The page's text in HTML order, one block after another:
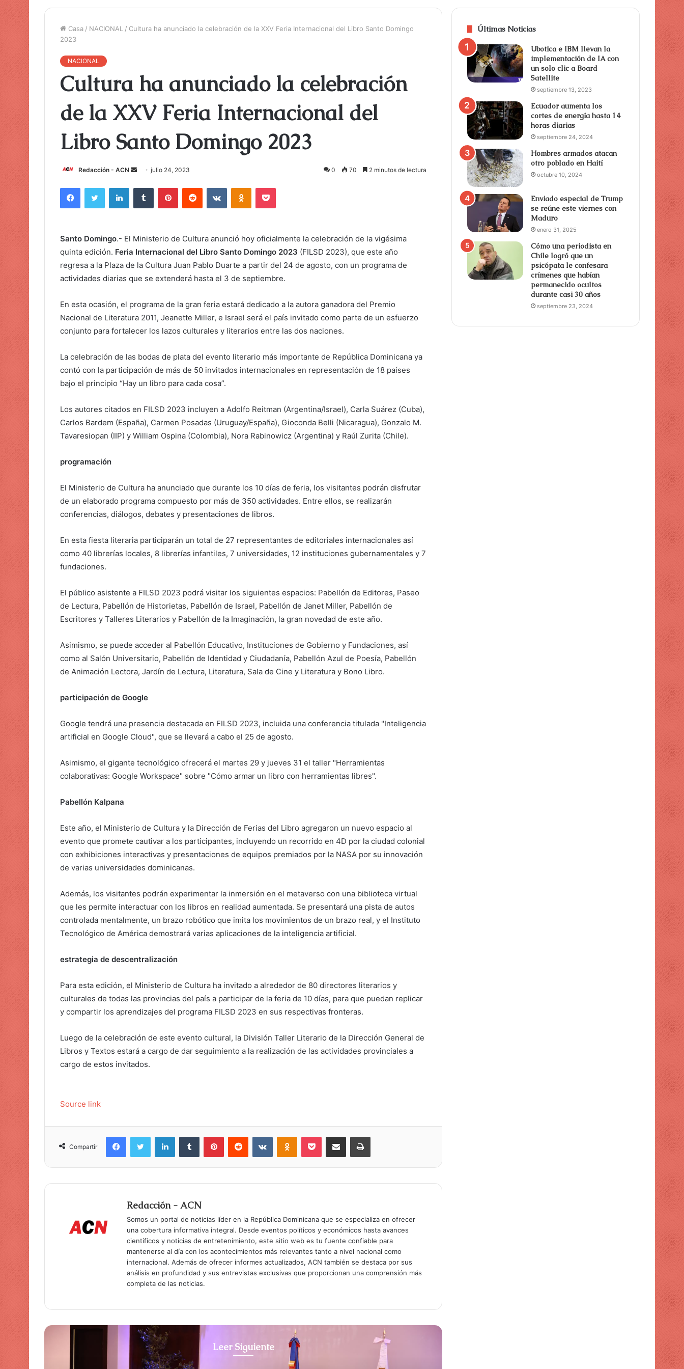
Casa / NACIONAL / Cultura ha anunciado la celebración de la XXV Feria Internacional del Libro Santo Domingo
2023
NACIONAL
Cultura ha anunciado la celebración
de la XXV Feria Internacional del
Libro Santo Domingo 2023
Redacción - ACN
i
u
n
c
o
r
e
o
ó
n
i
julio 24, 2023 0 70 2 minutos de lectura
Santo Domingo.- El Ministerio de Cultura anunció hoy oficialmente la celebración de la vigésima
quinta edición. Feria Internacional del Libro Santo Domingo 2023 (FILSD 2023), que este año
regresa a la Plaza de la Cultura Juan Pablo Duarte a partir del 24 de agosto, con un programa de
actividades diarias que se extenderá hasta el 3 de septiembre.
En esta ocasión, el programa de la gran feria estará dedicado a la autora ganadora del Premio
Nacional de Literatura 2011, Jeanette Miller, e Israel será el país invitado como parte de un esfuerzo
conjunto para fortalecer los lazos culturales y literarios entre las dos naciones.
La celebración de las bodas de plata del evento literario más importante de República Dominicana ya
contó con la participación de más de 50 invitados internacionales en representación de 18 países
bajo el principio “Hay un libro para cada cosa”.
Los autores citados en FILSD 2023 incluyen a Adolfo Reitman (Argentina/Israel), Carla Suárez (Cuba),
Carlos Bardem (España), Carmen Posadas (Uruguay/España), Gioconda Belli (Nicaragua), Gonzalo M.
Tavaresiopan (IIP) y William Ospina (Colombia), Nora Rabinowicz (Argentina) y Raúl Zurita (Chile).
programación
El Ministerio de Cultura ha anunciado que durante los 10 días de feria, los visitantes podrán disfrutar
de un elaborado programa compuesto por más de 350 actividades. Entre ellos, se realizarán
conferencias, diálogos, debates y presentaciones de libros.
En esta fiesta literaria participarán un total de 27 representantes de editoriales internacionales así
como 40 librerías locales, 8 librerías infantiles, 7 universidades, 12 instituciones gubernamentales y 7
fundaciones.
El público asistente a FILSD 2023 podrá visitar los siguientes espacios: Pabellón de Editores, Paseo
de Lectura, Pabellón de Historietas, Pabellón de Israel, Pabellón de Janet Miller, Pabellón de
Escritores y Talleres Literarios y Pabellón de la Imaginación, la gran novedad de este año.
Asimismo, se puede acceder al Pabellón Educativo, Instituciones de Gobierno y Fundaciones, así
como al Salón Universitario, Pabellón de Identidad y Ciudadanía, Pabellón Azul de Poesía, Pabellón
de Animación Lectora, Jardín de Lectura, Literatura, Sala de Cine y Literatura y Bono Libro.
participación de Google
Google tendrá una presencia destacada en FILSD 2023, incluida una conferencia titulada "Inteligencia
artificial en Google Cloud", que se llevará a cabo el 25 de agosto.
Asimismo, el gigante tecnológico ofrecerá el martes 29 y jueves 31 el taller "Herramientas
colaborativas: Google Workspace" sobre "Cómo armar un libro con herramientas libres".
Pabellón Kalpana
Este año, el Ministerio de Cultura y la Dirección de Ferias del Libro agregaron un nuevo espacio al
evento que promete cautivar a los participantes, incluyendo un recorrido en 4D por la ciudad colonial
con exhibiciones interactivas y presentaciones de equipos premiados por la NASA por su innovación
de varias universidades dominicanas.
Además, los visitantes podrán experimentar la inmersión en el metaverso con una biblioteca virtual
que les permite interactuar con los libros en realidad aumentada. Se presentará una pista de autos
controlada mentalmente, un brazo robótico que imita los movimientos de un brazo real, y el Instituto
Tecnológico de América demostrará varias aplicaciones de la inteligencia artificial.
estrategia de descentralización
Para esta edición, el Ministerio de Cultura ha invitado a alrededor de 80 directores literarios y
culturales de todas las provincias del país a participar de la feria de 10 días, para que puedan replicar
y compartir los aprendizajes del programa FILSD 2023 en sus respectivas fronteras.
Luego de la celebración de este evento cultural, la División Taller Literario de la Dirección General de
Libros y Textos estará a cargo de dar seguimiento a la realización de las actividades provinciales a
cargo de estos invitados.
Source link
Compartir
Redacción - ACN
Somos un portal de noticias líder en la República Dominicana que se especializa en ofrecer
una cobertura informativa integral. Desde eventos políticos y económicos hasta avances
científicos y noticias de entretenimiento, este sitio web es tu fuente confiable para
mantenerse al día con los acontecimientos más relevantes tanto a nivel nacional como
internacional. Además de ofrecer informes actualizados, ACN también se destaca por sus
análisis en profundidad y sus entrevistas exclusivas que proporcionan una comprensión más
completa de las noticias.
Leer Siguiente
Últimas Noticias
Ubotica e IBM llevan la
implementación de IA con
un solo clic a Board
Satellite
septiembre 13, 2023
Ecuador aumenta los
cortes de energía hasta 14
horas diarias
septiembre 24, 2024
Hombres armados atacan
otro poblado en Haití
octubre 10, 2024
Enviado especial de Trump
se reúne este viernes con
Maduro
enero 31, 2025
Cómo una periodista en
Chile logró que un
psicópata le confesara
crímenes que habían
permanecido ocultos
durante casi 30 años
septiembre 23, 2024